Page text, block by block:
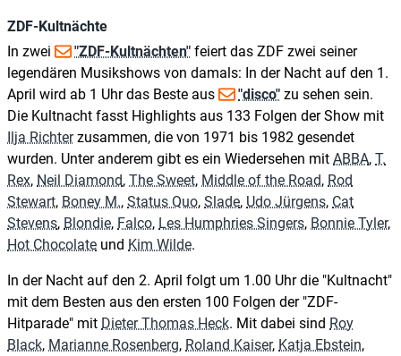
ZDF-Kultnächte
In zwei
"ZDF-Kultnächten" feiert das ZDF zwei seiner
legendären Musikshows von damals: In der Nacht auf den 1.
April wird ab 1 Uhr das Beste aus
"disco" zu sehen sein.
Die Kultnacht fasst Highlights aus 133 Folgen der Show mit
Ilja Richterzusammen, die von 1971 bis 1982 gesendet
wurden. Unter anderem gibt es ein Wiedersehen mit ABBA, T.
Rex, Neil Diamond, The Sweet, Middle of the Road, Rod
Stewart, Boney M., Status Quo, Slade, Udo Jürgens, Cat
Stevens, Blondie, Falco, Les Humphries Singers, Bonnie Tyler,
Hot Chocolate und Kim Wilde.
In der Nacht auf den 2. April folgt um 1.00 Uhr die "Kultnacht"
mit dem Besten aus den ersten 100 Folgen der "ZDF-
Hitparade" mit Dieter Thomas Heck. Mit dabei sind Roy
Black, Marianne Rosenberg, Roland Kaiser, Katja Ebstein,